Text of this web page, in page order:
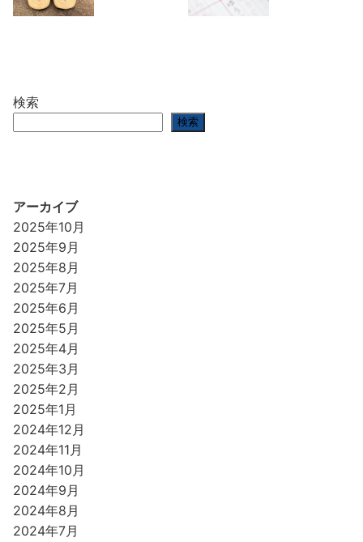
検索
検索
アーカイブ
2025年10月
2025年9月
2025年8月
2025年7月
2025年6月
2025年5月
2025年4月
2025年3月
2025年2月
2025年1月
2024年12月
2024年11月
2024年10月
2024年9月
2024年8月
2024年7月